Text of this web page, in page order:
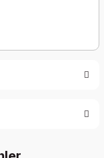
öneri formunu